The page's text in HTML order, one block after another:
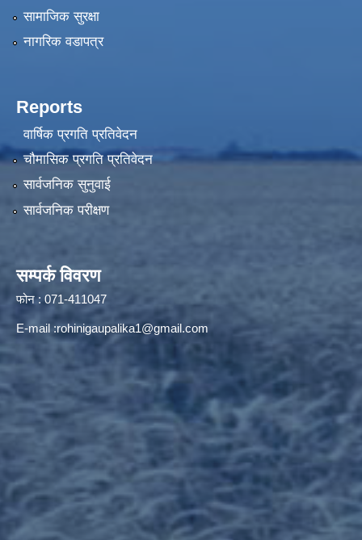
सामाजिक सुरक्षा
नागरिक वडापत्र
Reports
वार्षिक प्रगति प्रतिवेदन
चौमासिक प्रगति प्रतिवेदन
सार्वजनिक सुनुवाई
सार्वजनिक परीक्षण
सम्पर्क विवरण
फोन : 071-411047
E-mail :rohinigaupalika1@gmail.com